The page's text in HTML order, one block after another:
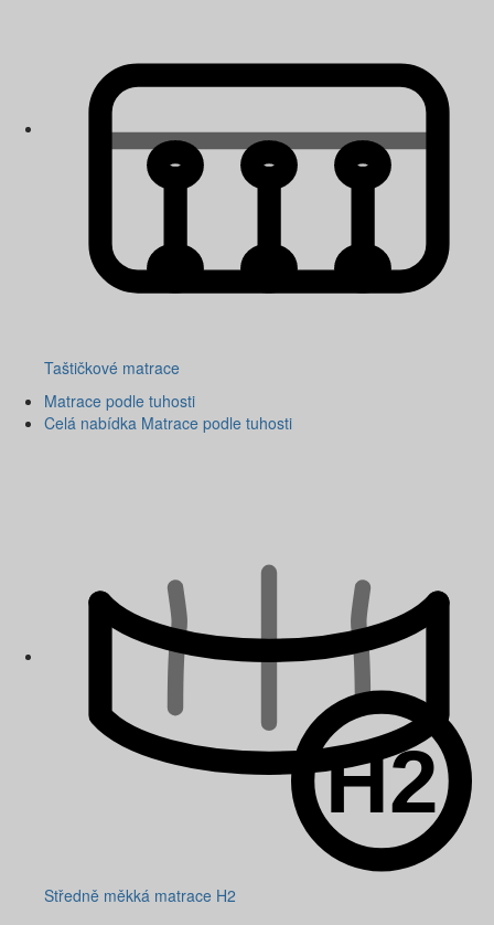
Taštičkové matrace
Matrace podle tuhosti
Celá nabídka Matrace podle tuhosti
Středně měkká matrace H2